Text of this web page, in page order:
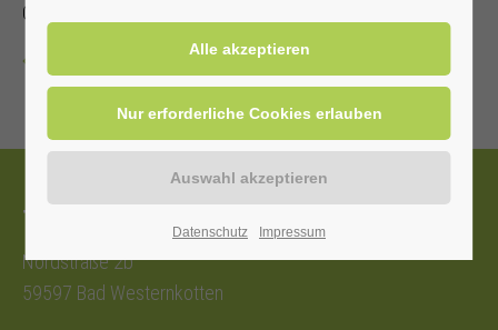
Ohne Anmeldung, Dauer ca. 1 – 2 Stunden
Tourist-Information
Nordstraße 2b
59597 Bad Westernkotten
Datenschutz Impressum